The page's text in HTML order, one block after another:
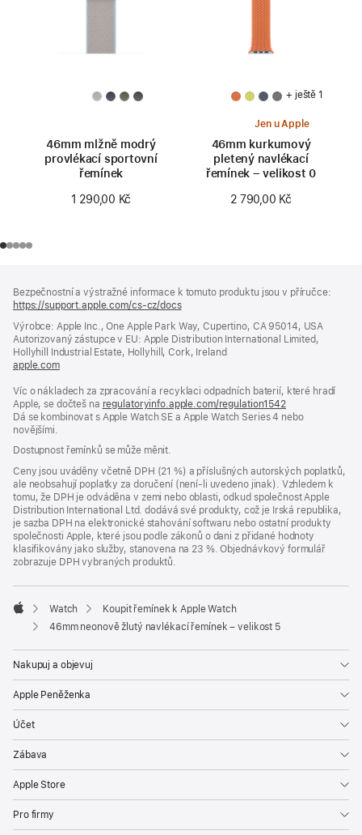
46mm mlžně modrý
provlékací sportovní
řemínek
1 290,00 Kč
+ ještě 1
Jen u Apple
46mm kurkumový
pletený navlékací
řemínek – velikost 0
2 790,00 Kč
Bezpečnostní a výstražné informace k tomuto produktu jsou v příručce:
https://support.apple.com/cs-cz/docs(otevře
v novém
okně)
Výrobce: Apple Inc., One Apple Park Way, Cupertino, CA 95014, USA
Autorizovaný zástupce v EU: Apple Distribution International Limited,
Hollyhill Industrial Estate, Hollyhill, Cork, Ireland
apple.com(otevře
v novém
okně)
Víc o nákladech za zpracování a recyklaci odpadních baterií, které hradí
Apple, se dočteš na regulatoryinfo.apple.com/regulation1542(otevře
se
Dá se kombinovat s Apple Watch SE a Apple Watch Series 4 nebo
novějšími.
Dostupnost řemínků se může měnit.
Ceny jsou uváděny včetně DPH (21 %) a příslušných autorských poplatků,
ale neobsahují poplatky za doručení (není-li uvedeno jinak). Vzhledem k
tomu, že DPH je odváděna v zemi nebo oblasti, odkud společnost Apple
Distribution International Ltd. dodává své produkty, což je Irská republika,
je sazba DPH na elektronické stahování softwaru nebo ostatní produkty
společnosti Apple, které jsou podle zákonů o dani z přidané hodnoty
klasifikovány jako služby, stanovena na 23 %. Objednávkový formulář
zobrazuje DPH vybraných produktů.
Apple
Watch
Koupit řemínek k Apple Watch
46mm neonově žlutý navlékací řemínek – velikost 5
Nakupuj a objevuj
Apple Peněženka
Účet
Zábava
Apple Store
Pro firmy